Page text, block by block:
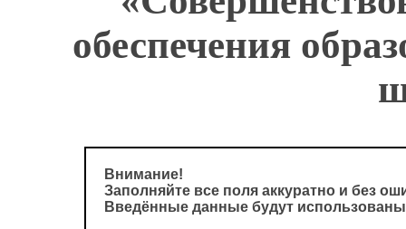
обеспечения
Внимание!
Заполняйте все поля аккуратно и без
Введённые данные будут